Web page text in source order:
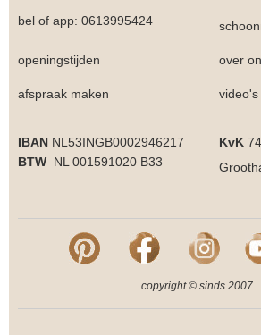
bel of app: 0613995424
openingstijden over
afspraak maken video's
IBAN NL53INGB0002946217 KvK
BTW NL 001591020 B33
copyright © sinds 2007